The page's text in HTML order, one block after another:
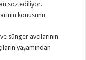
söz ediliyor.
konusunu
sünger avcılarının
yaşamından